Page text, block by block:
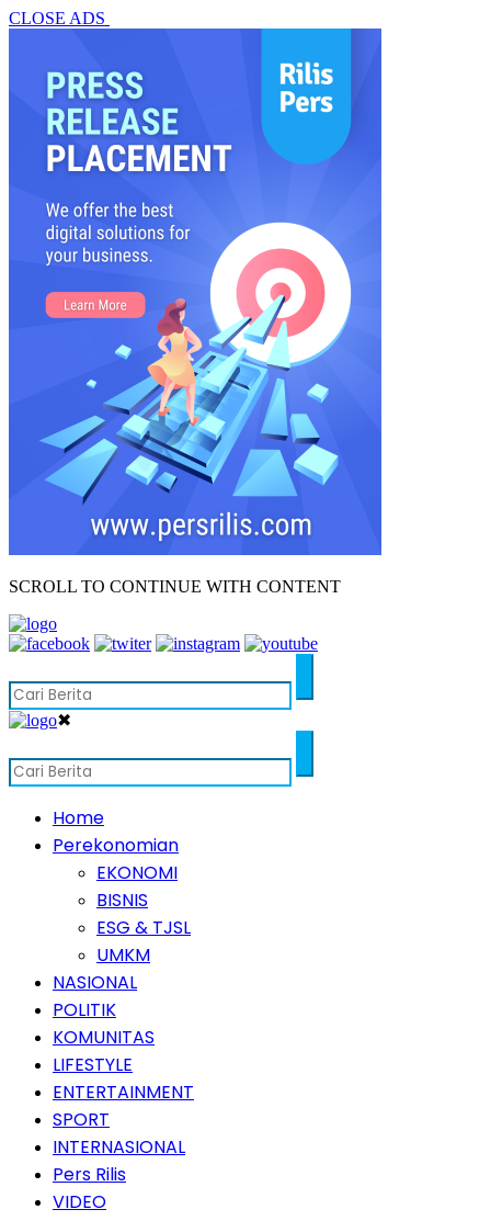
CLOSE ADS
SCROLL TO CONTINUE WITH CONTENT
✖
Home
Perekonomian
EKONOMI
BISNIS
ESG & TJSL
UMKM
NASIONAL
POLITIK
KOMUNITAS
LIFESTYLE
ENTERTAINMENT
SPORT
INTERNASIONAL
Pers Rilis
VIDEO